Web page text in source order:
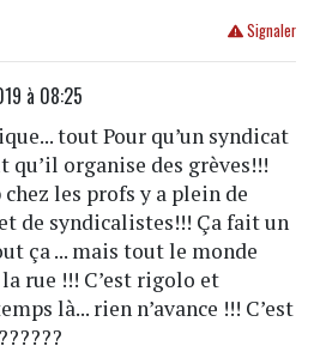
Signaler
à 08:25
tout Pour qu’un syndicat
qu’il organise des grèves!!!
les profs y a plein de
de syndicalistes!!! Ça fait un
ça ... mais tout le monde
rue !!! C’est rigolo et
là... rien n’avance !!! C’est